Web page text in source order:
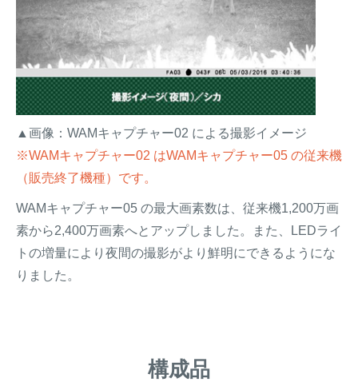
▲画像：WAMキャプチャー02 による撮影イメージ
※WAMキャプチャー02 はWAMキャプチャー05 の従来機
（販売終了機種）です。
WAMキャプチャー05 の最大画素数は、従来機1,200万画
素から2,400万画素へとアップしました。また、LEDライ
トの増量により夜間の撮影がより鮮明にできるようにな
りました。
構成品